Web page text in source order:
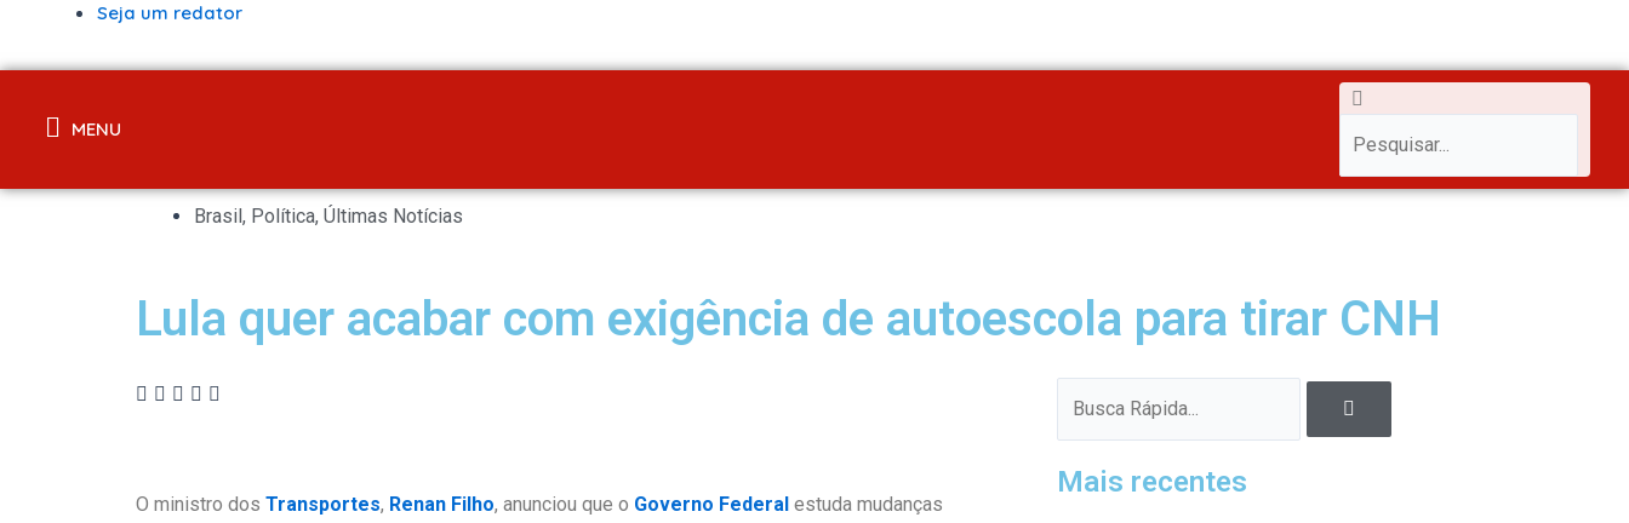
Seja um redator
MENU
Pesquisar
Brasil, Política, Últimas Notícias
Lula quer acabar com exigência de autoescola para tirar CNH
O ministro dos Transportes, Renan Filho, anunciou que o Governo Federal estuda mudanças
Pesquisar
Mais recentes